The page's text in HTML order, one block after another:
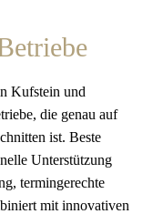
Kufstein und
die genau auf
ist. Beste
Unterstützung
termingerechte
mit innovativen